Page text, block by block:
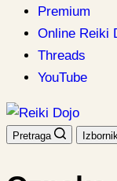
Premium
Online Reiki
Threads
YouTube
Pretraga